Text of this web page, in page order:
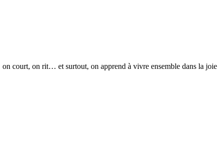
on court, on rit… et surtout, on apprend à vivre ensemble dans la joie